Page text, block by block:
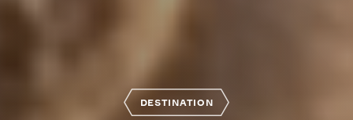
DESTINATION